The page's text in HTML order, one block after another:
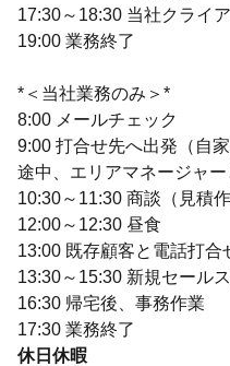
17:30～18:30 当社クライ
19:00 業務終了
*＜当社業務のみ＞*
8:00 メールチェック
9:00 打合せ先へ出発（自
途中、エリアマネージャ
10:30～11:30 商談（見積
12:00～12:30 昼食
13:00 既存顧客と電話打合
13:30～15:30 新規セール
16:30 帰宅後、事務作業
17:30 業務終了
休日休暇